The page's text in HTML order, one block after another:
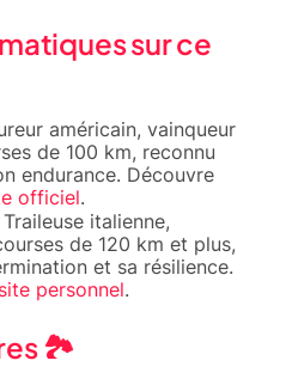
sur ce
américain, vainqueur
de 100 km, reconnu
endurance. Découvre
officiel.
Traileuse italienne,
de 120 km et plus,
et sa résilience.
site personnel.
🏞️